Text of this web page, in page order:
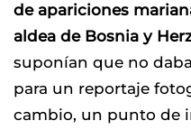
de apariciones
aldea de Bosnia y
suponían que no
para un reportaje
cambio, un punto de